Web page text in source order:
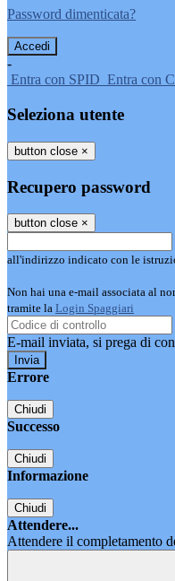
Password dimenticata?
-
Entra con SPID Entra con
Seleziona utente
button close ×
Recupero password
button close ×
all'indirizzo indicato con le
Non hai una e-mail associata al
tramite la Login Spaggiari
E-mail inviata, si prega di
Errore
Chiudi
Successo
Chiudi
Informazione
Chiudi
Attendere...
Attendere il completamento